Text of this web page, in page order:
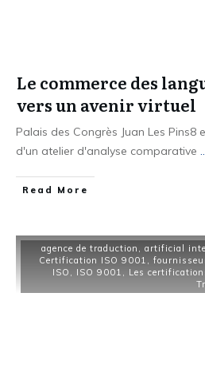
Le commerce des
vers un avenir virtuel
Palais des Congrès Juan Les Pins8
d'un atelier d'analyse comparative
Read More
agence de traduction , artificial
Certification ISO 9001 ,
ISO , ISO 9001 , Les